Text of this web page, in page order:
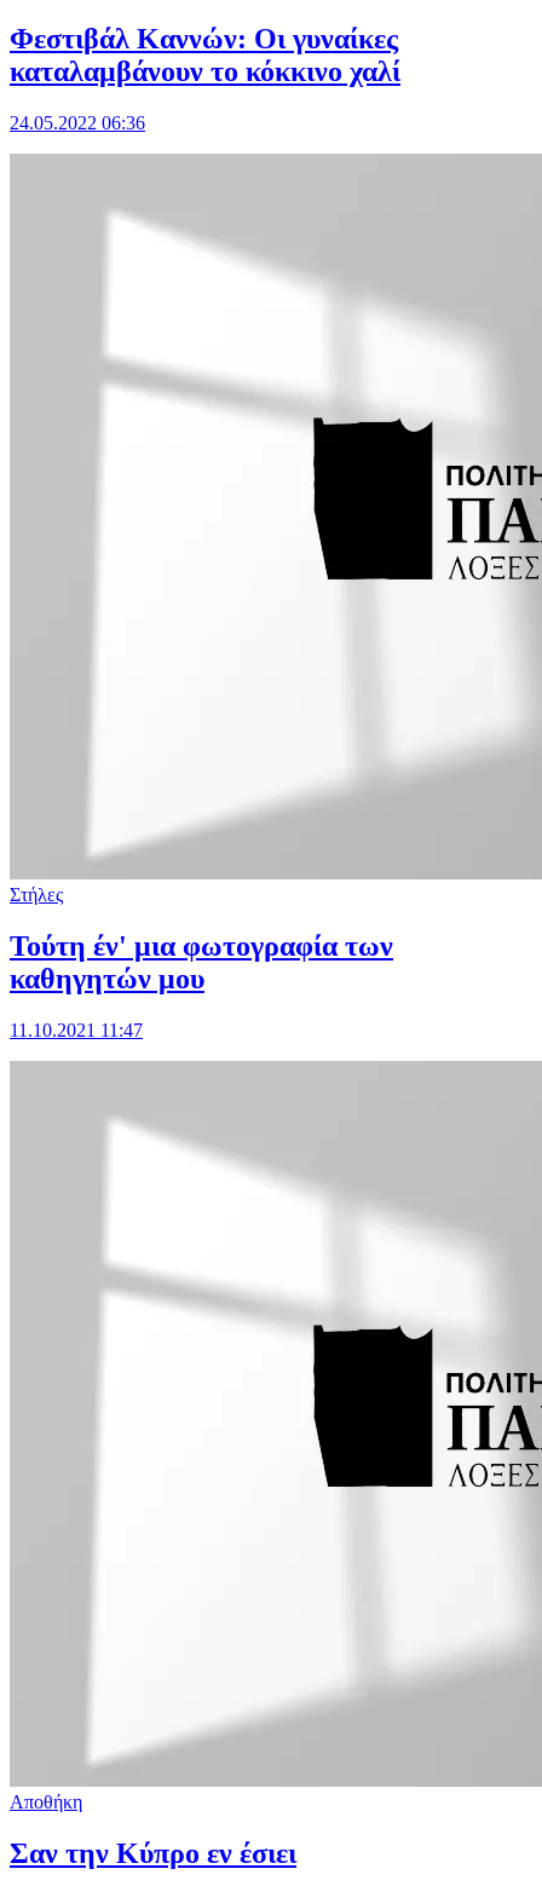
Φεστιβάλ Καννών: Οι γυναίκες
καταλαμβάνουν το κόκκινο χαλί
24.05.2022 06:36
Στήλες
Τούτη έν' μια φωτογραφία των
καθηγητών μου
11.10.2021 11:47
Αποθήκη
Σαν την Κύπρο εν έσιει